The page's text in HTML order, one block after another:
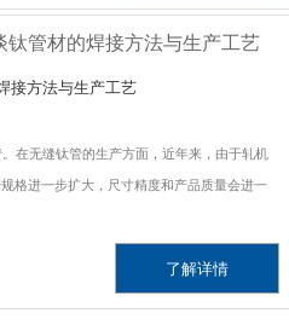
接方法与生产工艺
在无缝钛管的生产方面，近年来，由于轧机
格进一步扩大，尺寸精度和产品质量会进一
了解详情